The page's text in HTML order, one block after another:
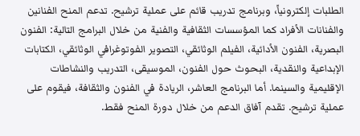
الطلبات إلكترونياً، وبرنامج تدريب قائم على عملية ترشيح. تدعم المنح الفنانين
والفنانات الأفراد كما المؤسسات الثقافية والفنية من خلال البرامج التالية: الفنون
البصرية، الفنون الأدائية، الفيلم الوثائقي، التصوير الفوتوغرافي الوثائقي، الكتابات
الإبداعية والنقدية، البحوث حول الفنون، الموسيقى، التدريب والنشاطات
الإقليمية والسينما. أما البرنامج العاشر، الريادة في الفنون والثقافة، فيقوم على
عملية ترشيح. تقدم آفاق الدعم من خلال دورة المنح فقط.